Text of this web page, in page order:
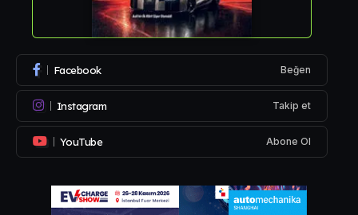
Facebook Beğen
Instagram Takip et
YouTube Abone Ol